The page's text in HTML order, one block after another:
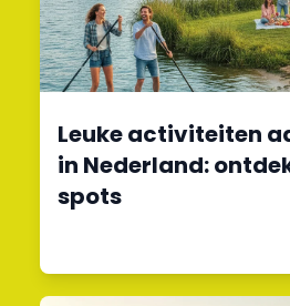
Leuke activiteiten
in Nederland:
spots